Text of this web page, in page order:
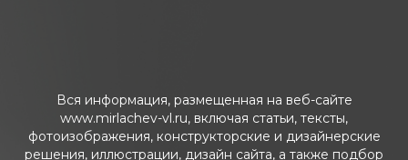
Вся информация, размещенная на веб-сайте
www.mirlachev-vl.ru, включая статьи, тексты,
фотоизображения, конструкторские и дизайнерские
решения, иллюстрации, дизайн сайта, а также подбор